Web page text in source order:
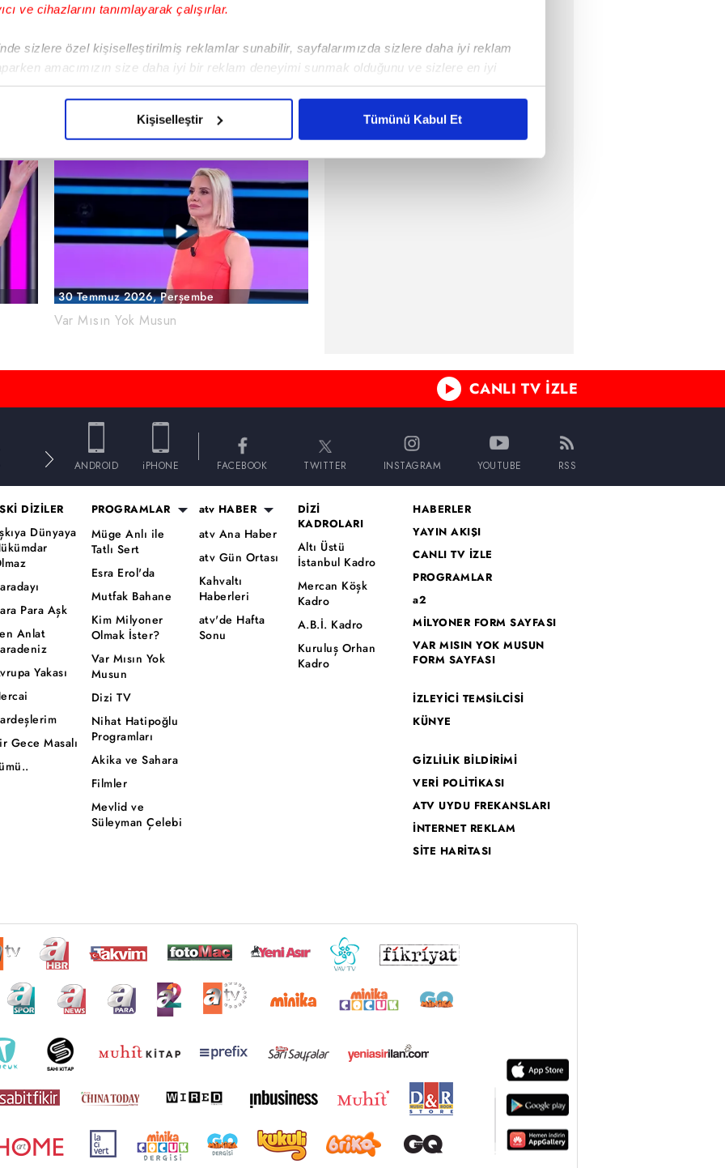
ve cihazlarını tanımlayarak çalışırlar.
sizlere özel kişiselleştirilmiş reklamlar sunabilir, sayfalarımızda sizlere daha iyi reklam
amacımızın size daha iyi bir reklam deneyimi sunmak olduğunu ve sizlere en iyi
gelen çabayı gösterdiğimizi ve bu noktada, reklamların maliyetlerimizi karşılamak
için İnternet Sitemizde kendimize ve üçüncü kişilere ait çerezler kullanılmaktadır. Bu
verileriniz işlenmekte olup gerekli olan çerezler bilgi toplumu hizmetlerinin sunulması
çerezler, sitemizin daha işlevsel kılınması ve kişiselleştirilmesi ve sizlere yönelik
amaçlarıyla sınırlı olarak açık rızanız dahilinde kullanılacaktır.
yer alan panel vasıtasıyla belirleyebilirsiniz. Çerezlere ilişkin detaylı bilgi için Ayarlar
Metnimiziziyaret edebilirsiniz.
Kişiselleştir Tümünü Kabul Et
4 Ağustos 2026, Salı
Var Mısın Yok Musun
30 Temmuz 2026, Perşembe
Var Mısın Yok Musun
CANLI TV İZLE
ANDROID iPHONE FACEBOOK TWITTER INSTAGRAM YOUTUBE RSS
DİZİLER
Dünyaya
Para Aşk
Anlat
Yakası
Gece Masalı
PROGRAMLAR
Müge Anlı ile
Tatlı Sert
Esra Erol'da
Mutfak Bahane
Kim Milyoner
Olmak İster?
Var Mısın Yok
Musun
Dizi TV
Nihat Hatipoğlu
Programları
Akika ve Sahara
Filmler
Mevlid ve
Süleyman Çelebi
atv HABER
atv Ana Haber
atv Gün Ortası
Kahvaltı
Haberleri
atv'de Hafta
Sonu
DİZİ
KADROLARI
Altı Üstü
İstanbul Kadro
Mercan Köşk
Kadro
A.B.İ. Kadro
Kuruluş Orhan
Kadro
HABERLER
YAYIN AKIŞI
CANLI TV İZLE
PROGRAMLAR
a2
MİLYONER FORM SAYFASI
VAR MISIN YOK MUSUN
FORM SAYFASI
İZLEYİCİ TEMSİLCİSİ
KÜNYE
GİZLİLİK BİLDİRİMİ
VERİ POLİTİKASI
ATV UYDU FREKANSLARI
İNTERNET REKLAM
SİTE HARİTASI